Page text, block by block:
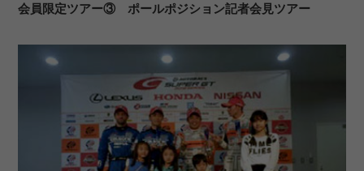
会員限定ツアー③ ポールポジション記者会見ツアー